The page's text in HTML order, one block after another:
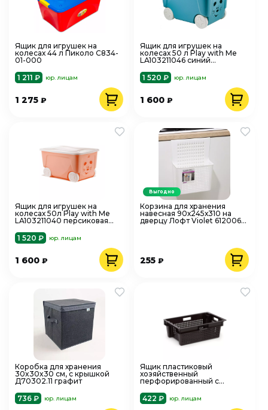
Ящик для игрушек на
колесах 44 л Пиколо С834-
01-000
1 211 ₽
юр. лицам
1 275 ₽
Ящик для игрушек на
колесах 50 л Play with Me
LA103211046 синий
1 520 ₽
юр. лицам
1 600₽
Ящик для игрушек на
колесах 50л Play with Me
LA103211040 персиковая
1 520 ₽
юр. лицам
1 600 ₽
Корзина для хранения
навесная 90х245х310 на
дверцу Лофт Violet 612006
255₽
Выгодно
Коробка для хранения
30x30x30 см, с крышкой
Д70302.11 графит
736 ₽
юр. лицам
Ящик пластиковый
хозяйственный
перфорированный с
Эконом Альтернатива
М8830
422 ₽ юр. лицам